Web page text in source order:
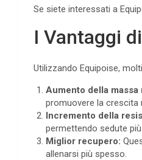
Se siete interessati a
I Vantaggi
Utilizzando Equipoise,
Aumento della massa
promuovere la crescita
Incremento della
permettendo sedute
Miglior recupero:
allenarsi più spesso.